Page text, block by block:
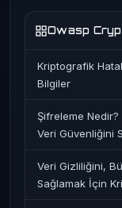
Owasp
Kriptografik
Bilgiler
Şifreleme
Veri Güvenliğini
Veri Gizliliğini,
Sağlamak İçin